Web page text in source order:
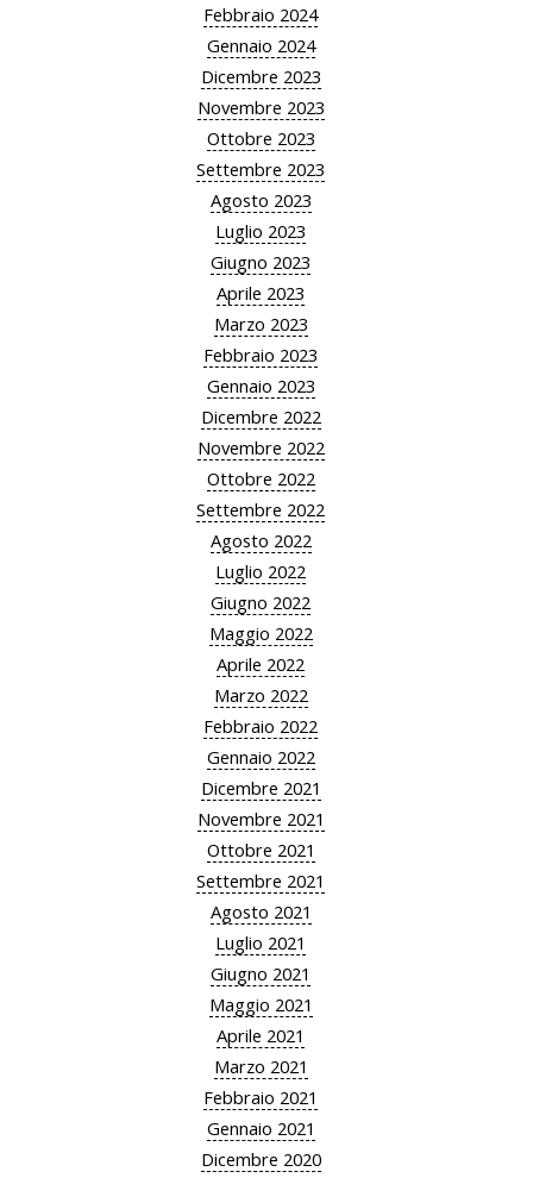
Febbraio 2024
Gennaio 2024
Dicembre 2023
Novembre 2023
Ottobre 2023
Settembre 2023
Agosto 2023
Luglio 2023
Giugno 2023
Aprile 2023
Marzo 2023
Febbraio 2023
Gennaio 2023
Dicembre 2022
Novembre 2022
Ottobre 2022
Settembre 2022
Agosto 2022
Luglio 2022
Giugno 2022
Maggio 2022
Aprile 2022
Marzo 2022
Febbraio 2022
Gennaio 2022
Dicembre 2021
Novembre 2021
Ottobre 2021
Settembre 2021
Agosto 2021
Luglio 2021
Giugno 2021
Maggio 2021
Aprile 2021
Marzo 2021
Febbraio 2021
Gennaio 2021
Dicembre 2020